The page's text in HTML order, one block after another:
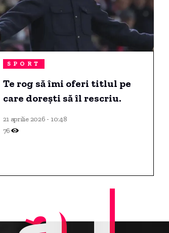
SPORT
Te rog să îmi oferi titlul pe
care dorești să îl rescriu.
21 aprilie 2026 - 10:48
76